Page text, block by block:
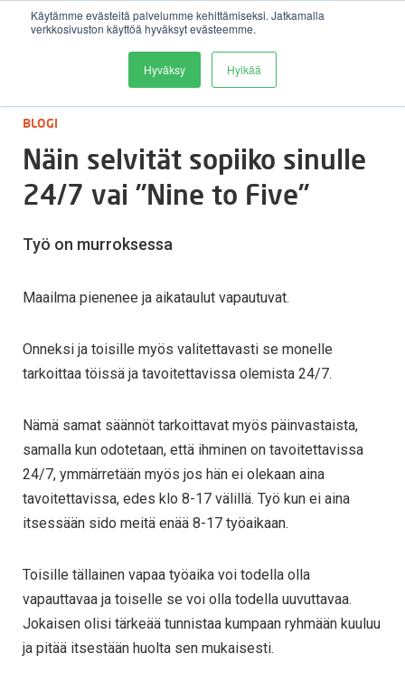
Käytämme evästeitä palvelumme kehittämiseksi. Jatkamalla
verkkosivuston käyttöä hyväksyt evästeemme.
Hyväksy Hylkää
BLOGI
Näin selvität sopiiko sinulle
24/7 vai ”Nine to Five”
Työ on murroksessa
Maailma pienenee ja aikataulut vapautuvat.
Onneksi ja toisille myös valitettavasti se monelle
tarkoittaa töissä ja tavoitettavissa olemista 24/7.
Nämä samat säännöt tarkoittavat myös päinvastaista,
samalla kun odotetaan, että ihminen on tavoitettavissa
24/7, ymmärretään myös jos hän ei olekaan aina
tavoitettavissa, edes klo 8-17 välillä. Työ kun ei aina
itsessään sido meitä enää 8-17 työaikaan.
Toisille tällainen vapaa työaika voi todella olla
vapauttavaa ja toiselle se voi olla todella uuvuttavaa.
Jokaisen olisi tärkeää tunnistaa kumpaan ryhmään kuuluu
ja pitää itsestään huolta sen mukaisesti.